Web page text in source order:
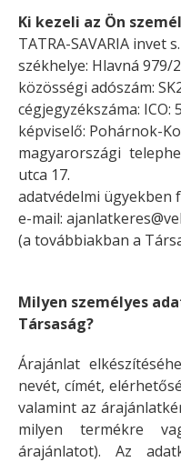
Ki kezeli az Ön
TATRA-SAVARIA invet
székhelye: Hlavná 979/
közösségi adószám:
cégjegyzékszáma: ICO:
képviselő: Pohárnok-
magyarországi
utca 17.
adatvédelmi ügyekben
e-mail:
(a továbbiakban a
Milyen személyes
Társaság?
Árajánlat
nevét, címét,
valamint az
milyen termékre
árajánlatot). Az